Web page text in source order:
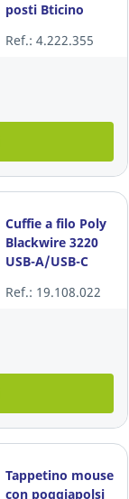
posti Bticino
Ref.: 4.222.355
Cuffie a filo Poly
Blackwire 3220
USB-A/USB-C
Ref.: 19.108.022
Tappetino mouse
con poggiapolsi